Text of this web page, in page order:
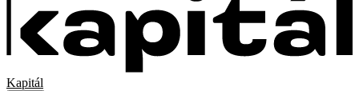
Kapitál